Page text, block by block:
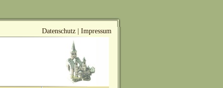
Datenschutz| Impressum